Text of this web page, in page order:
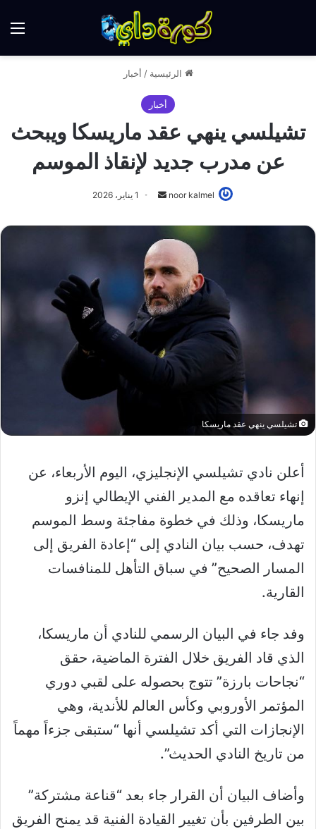
الرئيسية / أخبار
أخبار
تشيلسي ينهي عقد ماريسكا ويبحث
عن مدرب جديد لإنقاذ الموسم
noor kalmel
أرسل
إلكترونيا
1 يناير، 2026
تشيلسي ينهي عقد ماريسكا
أعلن نادي تشيلسي الإنجليزي، اليوم الأربعاء، عن
إنهاء تعاقده مع المدير الفني الإيطالي إنزو
ماريسكا، وذلك في خطوة مفاجئة وسط الموسم
تهدف، حسب بيان النادي إلى “إعادة الفريق إلى
المسار الصحيح” في سباق التأهل للمنافسات
القارية.
وفد جاء في البيان الرسمي للنادي أن ماريسكا،
الذي قاد الفريق خلال الفترة الماضية، حقق
“نجاحات بارزة” تتوج بحصوله على لقبي دوري
المؤتمر الأوروبي وكأس العالم للأندية، وهي
الإنجازات التي أكد تشيلسي أنها “ستبقى جزءاً مهماً
من تاريخ النادي الحديث”.
وأضاف البيان أن القرار جاء بعد “قناعة مشتركة”
بين الطرفين بأن تغيير القيادة الفنية قد يمنح الفريق